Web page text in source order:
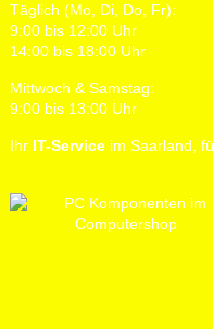
Täglich (Mo, Di, Do, Fr):
9:00 bis 12:00 Uhr
14:00 bis 18:00 Uhr
Mittwoch & Samstag:
9:00 bis 13:00 Uhr
Ihr IT-Serviceim Saarland,